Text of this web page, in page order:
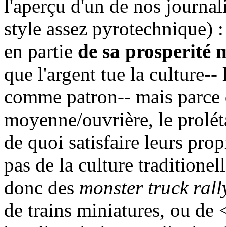
l'aperçu d'un de nos
style assez
en partie de sa prosperité
que l'argent tue la
comme patron-- mais
moyenne/ouvrière, le
de quoi satisfaire leurs
pas de la culture
donc des monster truck
de trains miniatures, ou de